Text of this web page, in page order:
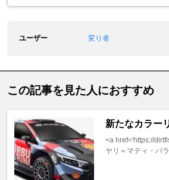
ユーザー 変り者
この記事を見た人におすすめ
新たなカラー
<a href='https://
ヤリ＝マティ・バ